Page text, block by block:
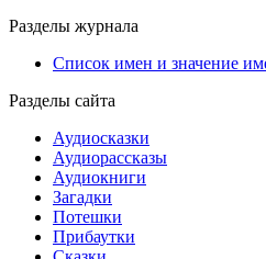
Разделы журнала
Список имен и значение
Разделы сайта
Аудиосказки
Аудиорассказы
Аудиокниги
Загадки
Потешки
Прибаутки